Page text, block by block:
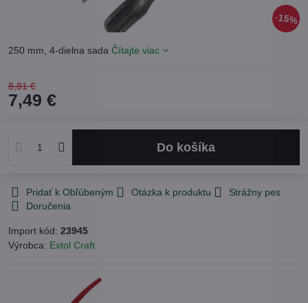
15%
250 mm, 4-dielna sada Čítajte viac
8,81 €
7,49 €
Do košíka
Pridať k Obľúbeným Otázka k produktu
Strážny pes
Doručenia
Import kód: 23945
Výrobca: Extol Craft